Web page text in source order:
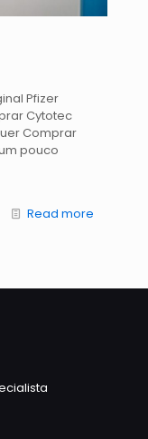
Pfizer
Cytotec
Comprar
pouco
Read more